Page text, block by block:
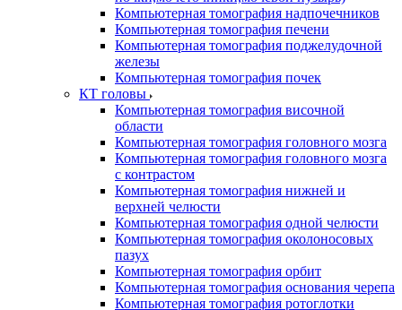
Компьютерная томография надпочечников
Компьютерная томография печени
Компьютерная томография поджелудочной
железы
Компьютерная томография почек
КТ головы
Компьютерная томография височной
области
Компьютерная томография головного мозга
Компьютерная томография головного мозга
с контрастом
Компьютерная томография нижней и
верхней челюсти
Компьютерная томография одной челюсти
Компьютерная томография околоносовых
пазух
Компьютерная томография орбит
Компьютерная томография основания черепа
Компьютерная томография ротоглотки